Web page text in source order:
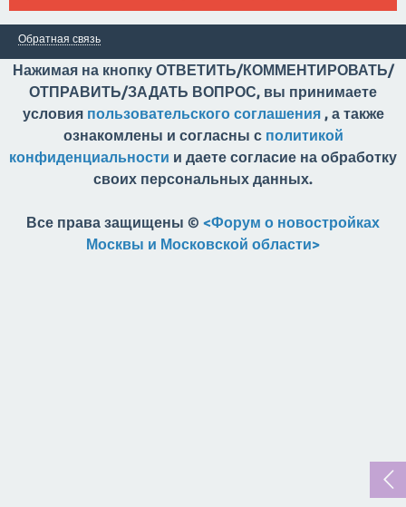
Обратная связь
Нажимая на кнопку ОТВЕТИТЬ/КОММЕНТИРОВАТЬ/
ОТПРАВИТЬ/ЗАДАТЬ ВОПРОС, вы принимаете
условия пользовательского соглашения, а также
ознакомлены и согласны с политикой
конфиденциальности и даете согласие на обработку
своих персональных данных.
Все права защищены © <Форум о новостройках
Москвы и Московской области>